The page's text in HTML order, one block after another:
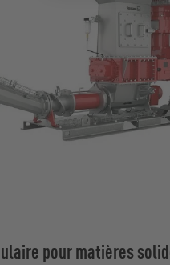
pour matières